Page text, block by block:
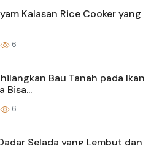
Kalasan Rice Cooker yang
6
Bau Tanah pada Ikan
Bisa...
6